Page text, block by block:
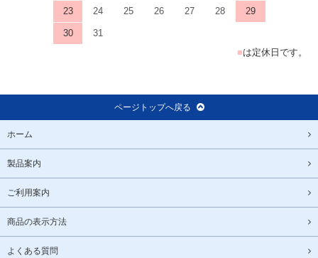
23 24 25 26 27 28 29
30
31
■は定休日です。
ページトップへ戻る
ホーム
製品案内
ご利用案内
商品の表示方法
よくある質問